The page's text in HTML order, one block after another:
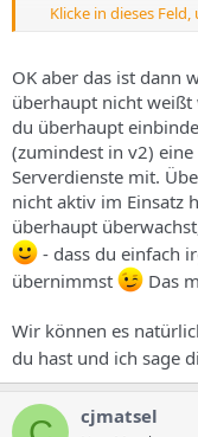
Wie Du schreibst, kann
weiß, WAS ich alles
überwachende selbst
mein Problem, da ich
Klicke in dieses
OK aber das ist dann
überhaupt nicht
du überhaupt
(zumindest in v2)
Serverdienste mit.
nicht aktiv im Einsatz
überhaupt
- dass du einfach
übernimmst
Das
Wir können es
du hast und ich sage
cjmatsel